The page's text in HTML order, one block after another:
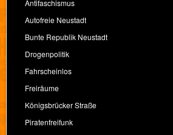
Antifaschismus
Autofreie Neustadt
Bunte Republik Neustadt
Drogenpolitik
Fahrscheinlos
Freiräume
Königsbrücker Straße
Piratenfreifunk